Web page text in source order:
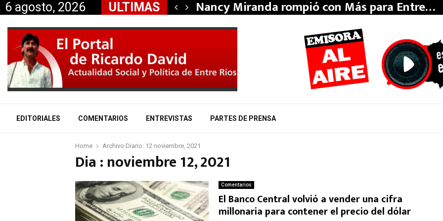
6 agosto, 2026 ULTIMAS
la renuncia… Nancy Miranda rompió con Más para Entre…
EDITORIALES COMENTARIOS ENTREVISTAS PARTES DE PRENSA
Home Archivo Diario: 12 noviembre, 2021
Dia : noviembre 12, 2021
Comentarios
El Banco Central volvió a vender una cifra
millonaria para contener el precio del dólar